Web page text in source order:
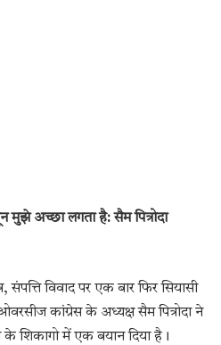
मुझे अच्छा लगता है: सैम पित्रोदा
संपत्ति विवाद पर एक बार फिर सियासी
कांग्रेस के अध्यक्ष सैम पित्रोदा ने
शिकागो में एक बयान दिया है।